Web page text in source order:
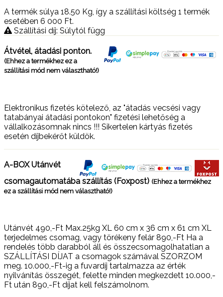
A termék súlya 18.50 Kg, így a szállítási költség 1 termék
esetében 6 000 Ft.
Szállítási díj: Súlytól függ
Átvétel, átadási ponton.
(Ehhez a termékhez ez a
szállítási mód nem választható!)
Elektronikus fizetés kötelező, az "átadás vecsési vagy
tatabányai átadási pontokon" fizetési lehetőség a
vállalkozásomnak nincs !!! Sikertelen kártyás fizetés
esetén díjbekérőt küldök.
A-BOX Utánvét
csomagautomatába szállítás (Foxpost) (Ehhez a termékhez
ez a szállítási mód nem választható!)
Utánvét 490,-Ft Max.25kg XL 60 cm x 36 cm x 61 cm XL
terjedelmes csomag, vagy törékeny felár 890,-Ft Ha a
rendelés több darabból áll és összecsomagolhatatlan a
SZÁLLÍTÁSI DÍJAT a csomagok számával SZORZOM
meg. 10.000,-Ft-ig a fuvardíj tartalmazza az érték
nyilvánítás összegét, felette minden megkezdett 10.000,-
Ft után 890,-Ft díjat kell felszámolnom.